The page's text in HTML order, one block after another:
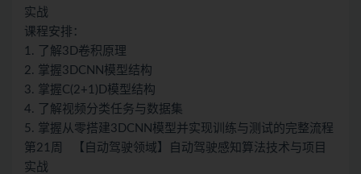
实战
课程安排：
1. 了解3D卷积原理
2. 掌握3DCNN模型结构
3. 掌握C(2+1)D模型结构
4. 了解视频分类任务与数据集
5. 掌握从零搭建3DCNN模型并实现训练与测试的完整流程
第21周 【自动驾驶领域】自动驾驶感知算法技术与项目
实战